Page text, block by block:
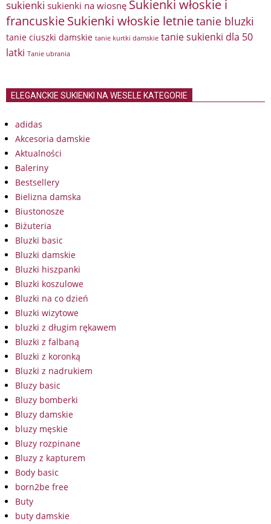
sukienki sukienki na wiosnę Sukienki włoskie i
francuskieSukienki włoskie letnietanie bluzki
tanie ciuszki damskie tanie kurtki damskie tanie sukienki dla 50
latki Tanie ubrania
ELEGANCKIE SUKIENKI NA WESELE KATEGORIE
adidas
Akcesoria damskie
Aktualności
Baleriny
Bestsellery
Bielizna damska
Biustonosze
Biżuteria
Bluzki basic
Bluzki damskie
Bluzki hiszpanki
Bluzki koszulowe
Bluzki na co dzień
Bluzki wizytowe
bluzki z długim rękawem
Bluzki z falbaną
Bluzki z koronką
Bluzki z nadrukiem
Bluzy basic
Bluzy bomberki
Bluzy damskie
bluzy męskie
Bluzy rozpinane
Bluzy z kapturem
Body basic
born2be free
Buty
buty damskie